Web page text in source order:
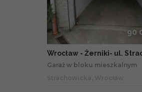
90
Wrocław - Żerniki- ul.
Garaż w bloku mieszkalnym